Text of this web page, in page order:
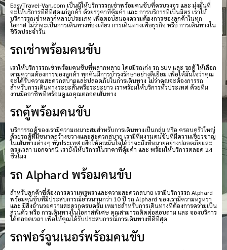
EasyTravel-Van.com เป็นผู้ให้บริการรถเช่าพร้อมคนขับที่ครบวงจร และ มุ่งมั่นที่
จะให้บริการที่ดีที่สุดแก่ลูกค้า ด้วยราคาที่คุ้มค่า และ การบริการที่เป็นมิตร เราให้
บริการรถเช่าหลากหลายประเภท เพื่อตอบสนองความต้องการของลูกค้าในทุก
โอกาส ไม่ว่าจะเป็นการเดินทางท่องเที่ยว การเดินทางเพื่อธุรกิจ หรือ การเดินทางใน
ชีวิตประจำวัน
รถเช่าพร้อมคนขับ
เราให้บริการรถเช่าพร้อมคนขับที่หลากหลาย โดยมีรถเก๋ง รถ SUV และ รถตู้ ให้เลือก
ตามความต้องการของลูกค้า ทุกคันมีการบำรุงรักษาอย่างดีเยี่ยม เพื่อให้มั่นใจว่าคุณ
จะได้รับความสะดวกสบายและปลอดภัยในการเดินทาง ไม่ว่าคุณจะต้องการรถ
สำหรับการเดินทางระยะสั้นหรือระยะยาว เราพร้อมให้บริการทั่วประเทศ ด้วยทีม
งานมืออาชีพที่พร้อมดูแลคุณตลอดเส้นทาง
รถตู้พร้อมคนขับ
บริการรถตู้ของเรามีความเหมาะสมสำหรับการเดินทางเป็นกลุ่ม หรือ ครอบครัวใหญ่
ด้วยรถตู้ที่มีขนาดกว้างขวางและสะดวกสบาย เรามีทีมงานคนขับที่มีความเชี่ยวชาญ
ในเส้นทางต่างๆ ทั่วประเทศ เพื่อให้คุณมั่นใจได้ว่าจะถึงที่หมายอย่างปลอดภัยและ
ตรงเวลา นอกจากนี้ เรายังให้บริการในราคาที่คุ้มค่า และ พร้อมให้บริการตลอด 24
ชั่วโมง
รถ Alphard พร้อมคนขับ
สำหรับลูกค้าที่ต้องการความหรูหราและความสะดวกสบาย เรามีบริการรถ Alphard
พร้อมคนขับที่มีประสบการณ์ยาวนานกว่า 10 ปี รถ Alphard ของเรามีความหรูหรา
และ มีสิ่งอำนวยความสะดวกครบครัน เหมาะสำหรับการเดินทางที่ต้องการความเป็น
ส่วนตัว หรือ การเดินทางในโอกาสพิเศษ คุณสามารถติดต่อสอบถาม และ จองบริการ
ได้ตลอดเวลา เพื่อให้คุณได้รับประสบการณ์การเดินทางที่ดีที่สุด
รถฟอร์จูนเนอร์พร้อมคนขับ